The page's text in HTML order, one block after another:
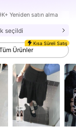
Yeniden satın alma
seçildi
Kısa Süreli Satış
Ürünler